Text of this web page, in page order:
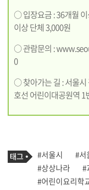
○ 입장요금 : 36개월 이
이상 단체 3,000원
○ 관람문의 :
0
○ 찾아가는 길 : 서울시
호선 어린이대공원역 1
기
사
관
련
태
태
그
#서울시 #서
#상상나라
#
#어린이요리학